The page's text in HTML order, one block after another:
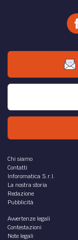
Chi siamo
Contatti
Inforomatica S.r.l.
La nostra storia
Redazione
Pubblicità
Avvertenze legali
Contestazioni
Note legali